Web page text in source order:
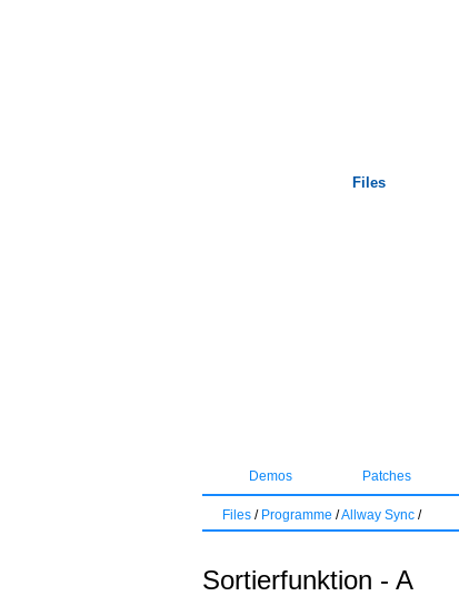
Files
Demos Patches
Files / Programme /Allway Sync /
Sortierfunktion - A